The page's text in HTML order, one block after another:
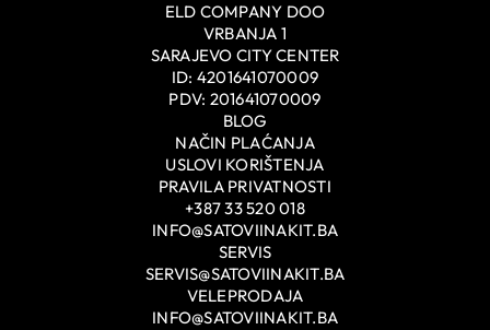
ELD COMPANY DOO
VRBANJA 1
SARAJEVO CITY CENTER
ID: 4201641070009
PDV: 201641070009
BLOG
NAČIN PLAĆANJA
USLOVI KORIŠTENJA
PRAVILA PRIVATNOSTI
+387 33 520 018
INFO@SATOVIINAKIT.BA
SERVIS
SERVIS@SATOVIINAKIT.BA
VELEPRODAJA
INFO@SATOVIINAKIT.BA